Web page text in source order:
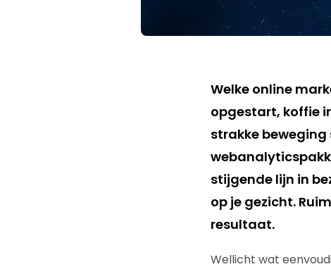
Welke online
opgestart, koffie
strakke beweging
stijgende lijn in
op je gezicht.
resultaat.
Wellicht wat